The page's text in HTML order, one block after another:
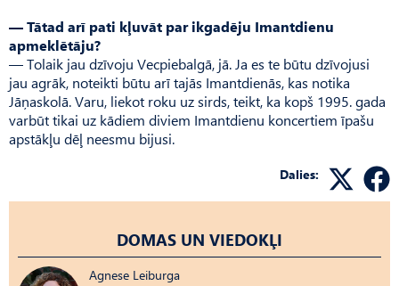
— Tātad arī pati kļuvāt par ikgadēju Imantdienu
apmeklētāju?
— Tolaik jau dzīvoju Vec­piebalgā, jā. Ja es te būtu dzīvojusi
jau agrāk, noteikti būtu arī tajās Imantdienās, kas notika
Jāņaskolā. Varu, liekot roku uz sirds, teikt, ka kopš 1995. gada
varbūt tikai uz kādiem diviem Imantdienu koncertiem īpašu
apstākļu dēļ neesmu bijusi.
Dalies:
DOMAS UN VIEDOKĻI
Agnese Leiburga